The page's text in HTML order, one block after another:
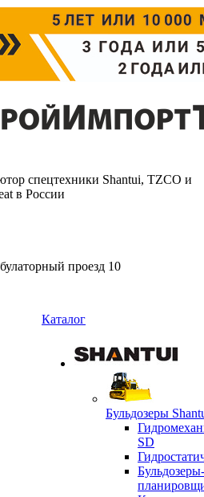
спецтехники Shantui, TZCO и
в России
проезд 10
Каталог
Бульдозеры
SD
Бульдозеры-